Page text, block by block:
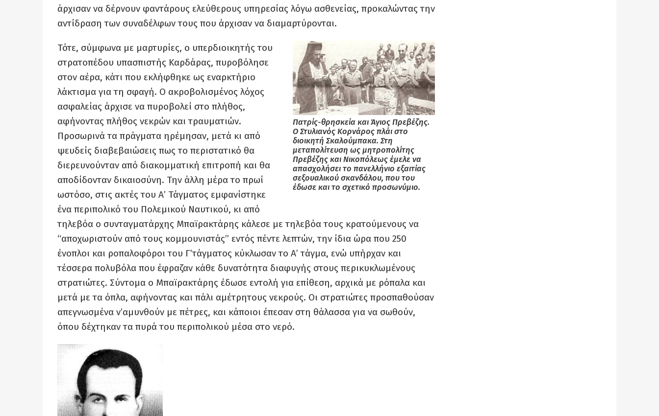
άρχισαν να δέρνουν φαντάρους ελεύθερους υπηρεσίας λόγω ασθενείας, προκαλώντας την
αντίδραση των συναδέλφων τους που άρχισαν να διαμαρτύρονται.
Πατρίς-θρησκεία και Άγιος Πρεβέζης.
Ο Στυλιανός Κορνάρος πλάι στο
διοικητή Σκαλούμπακα. Στη
μεταπολίτευση ως μητροπολίτης
Πρεβέζης και Νικοπόλεως έμελε να
απασχολήσει το πανελλήνιο εξαιτίας
σεξουαλικού σκανδάλου, που του
έδωσε και το σχετικό προσωνύμιο.
Τότε, σύμφωνα με μαρτυρίες, ο υπερδιοικητής του
στρατοπέδου υπασπιστής Καρδάρας, πυροβόλησε
στον αέρα, κάτι που εκλήφθηκε ως εναρκτήριο
λάκτισμα για τη σφαγή. Ο ακροβολισμένος λόχος
ασφαλείας άρχισε να πυροβολεί στο πλήθος,
αφήνοντας πλήθος νεκρών και τραυματιών.
Προσωρινά τα πράγματα ηρέμησαν, μετά κι από
ψευδείς διαβεβαιώσεις πως το περιστατικό θα
διερευνούνταν από διακομματική επιτροπή και θα
αποδίδονταν δικαιοσύνη. Την άλλη μέρα το πρωί
ωστόσο, στις ακτές του Α’ Τάγματος εμφανίστηκε
ένα περιπολικό του Πολεμικού Ναυτικού, κι από
τηλεβόα ο συνταγματάρχης Μπαϊρακτάρης κάλεσε με τηλεβόα τους κρατούμενους να
“αποχωριστούν από τους κομμουνιστάς” εντός πέντε λεπτών, την ίδια ώρα που 250
ένοπλοι και ροπαλοφόροι του Γ’τάγματος κύκλωσαν το Α’ τάγμα, ενώ υπήρχαν και
τέσσερα πολυβόλα που έφραζαν κάθε δυνατότητα διαφυγής στους περικυκλωμένους
στρατιώτες. Σύντομα ο Μπαϊρακτάρης έδωσε εντολή για επίθεση, αρχικά με ρόπαλα και
μετά με τα όπλα, αφήνοντας και πάλι αμέτρητους νεκρούς. Οι στρατιώτες προσπαθούσαν
απεγνωσμένα ν’αμυνθούν με πέτρες, και κάποιοι έπεσαν στη θάλασσα για να σωθούν,
όπου δέχτηκαν τα πυρά του περιπολικού μέσα στο νερό.